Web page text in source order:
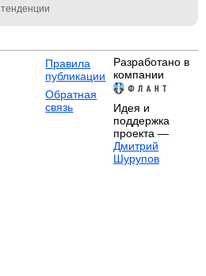
тенденции
Правила
публикации
Обратная
связь
Разработано в
компании
Идея и
поддержка
проекта —
Дмитрий
Шурупов